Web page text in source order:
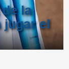
la
jugar el